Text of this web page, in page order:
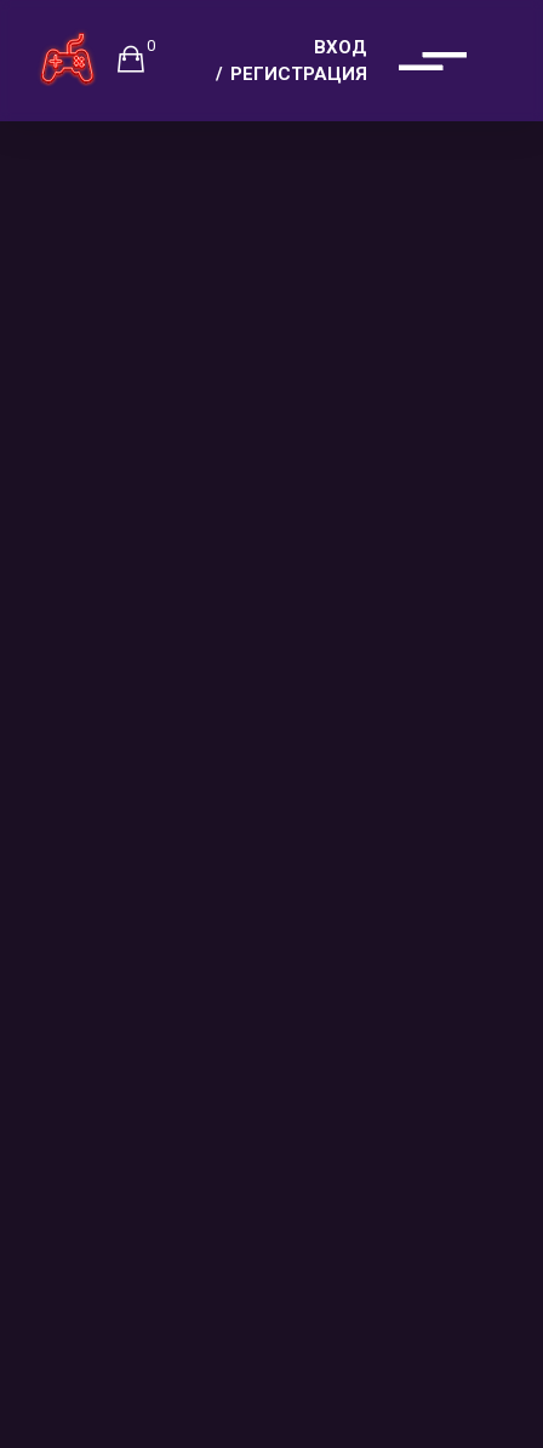
0
ВХОД
РЕГИСТРАЦИЯ